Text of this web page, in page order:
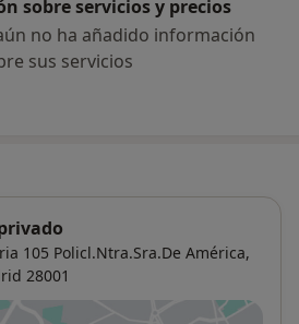
sobre servicios y precios
no ha añadido información
sus servicios
105 Policl.Ntra.Sra.De América,
28001